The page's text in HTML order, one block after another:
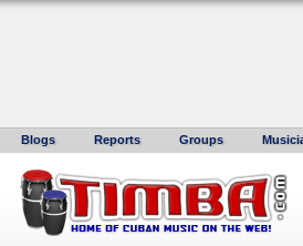
Blogs Reports Groups